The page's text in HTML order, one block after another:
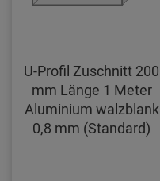
U-Profil Zuschnitt 200
mm Länge 1 Meter
Aluminium walzblank
0,8 mm (Standard)